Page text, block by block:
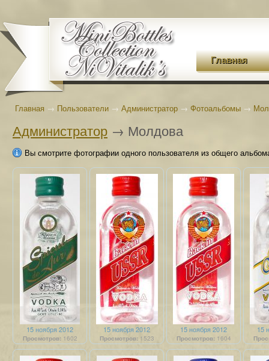
Главная
Главная → Пользователи → Администратор → Фотоальбомы →
Администратор → Молдова
Вы смотрите фотографии одного пользователя из общего
15 ноября 2012
Просмотров:1602
15 ноября 2012
Просмотров: 1523
15 ноября 2012
Просмотров:1604
15